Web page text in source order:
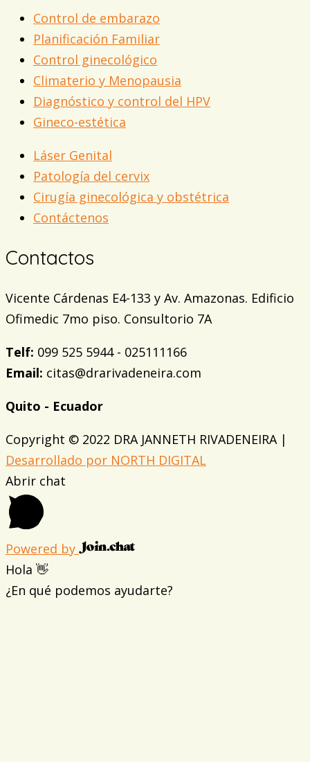
Control de embarazo
Planificación Familiar
Control ginecológico
Climaterio y Menopausia
Diagnóstico y control del HPV
Gineco-estética
Láser Genital
Patología del cervix
Cirugía ginecológica y obstétrica
Contáctenos
Contactos
Vicente Cárdenas E4-133 y Av. Amazonas. Edificio
Ofimedic 7mo piso. Consultorio 7A
Telf: 099 525 5944 - 025111166
Email: citas@drarivadeneira.com
Quito - Ecuador
Copyright © 2022 DRA JANNETH RIVADENEIRA |
Desarrollado por NORTH DIGITAL
Abrir chat
Powered by
Hola 👋
¿En qué podemos ayudarte?